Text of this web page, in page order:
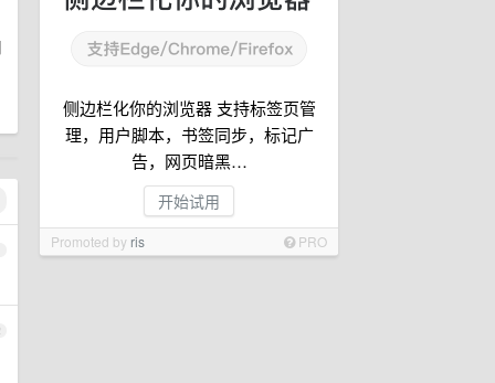
侧边栏化你的浏览器 支持标签页管
理，用户脚本，书签同步，标记广
告，网页暗黑…
开始试用
Promoted by ris PRO